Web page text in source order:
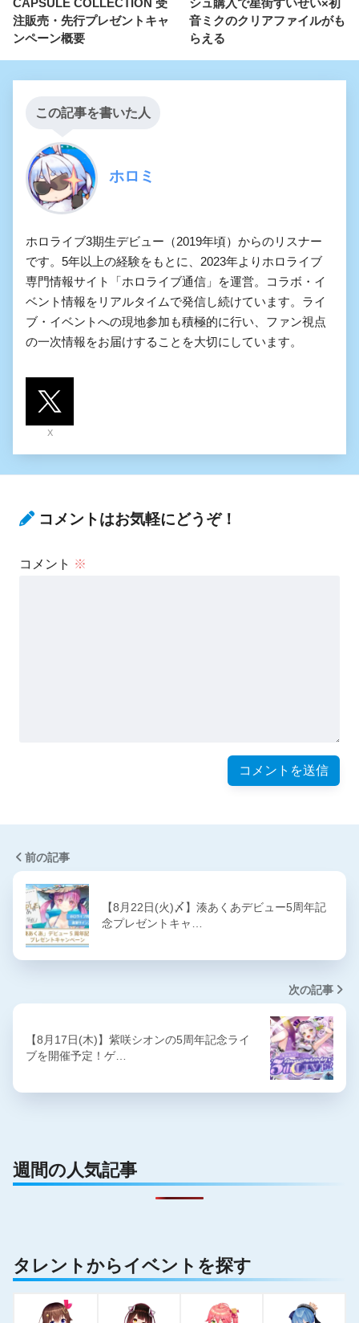
CAPSULE COLLECTION 受
注販売・先行プレゼントキャ
ンペーン概要
シュ購入で星街すいせい×初
音ミクのクリアファイルがも
らえる
この記事を書いた人
ホロミ
ホロライブ3期生デビュー（2019年頃）からのリスナー
です。5年以上の経験をもとに、2023年よりホロライブ
専門情報サイト「ホロライブ通信」を運営。コラボ・イ
ベント情報をリアルタイムで発信し続けています。ライ
ブ・イベントへの現地参加も積極的に行い、ファン視点
の一次情報をお届けすることを大切にしています。
X
コメントはお気軽にどうぞ！
コメント ※
前の記事
【8月22日(火)〆】湊あくあデビュー5周年記
念プレゼントキャ…
次の記事
【8月17日(木)】紫咲シオンの5周年記念ライ
ブを開催予定！ゲ…
週間の人気記事
タレントからイベントを探す